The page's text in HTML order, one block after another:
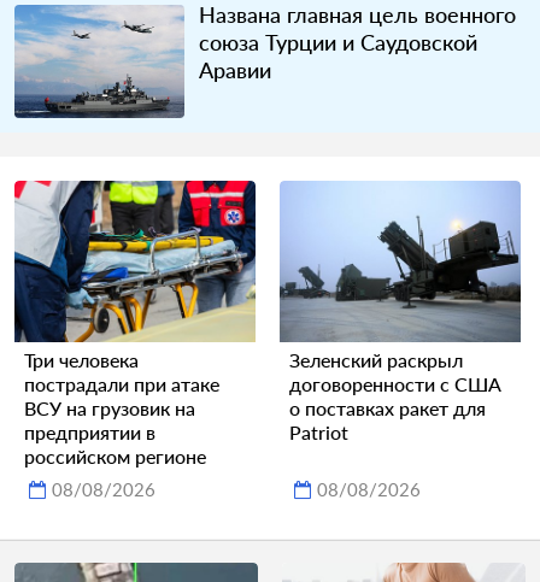
Названа главная цель военного
союза Турции и Саудовской
Аравии
Три человека
пострадали при атаке
ВСУ на грузовик на
предприятии в
российском регионе
08/08/2026
Зеленский раскрыл
договоренности с США
о поставках ракет для
Patriot
08/08/2026